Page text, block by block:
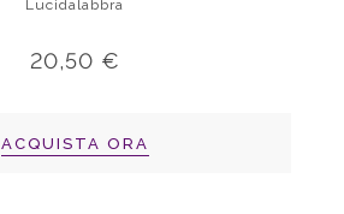
Lucidalabbra
20,50 €
ACQUISTA ORA